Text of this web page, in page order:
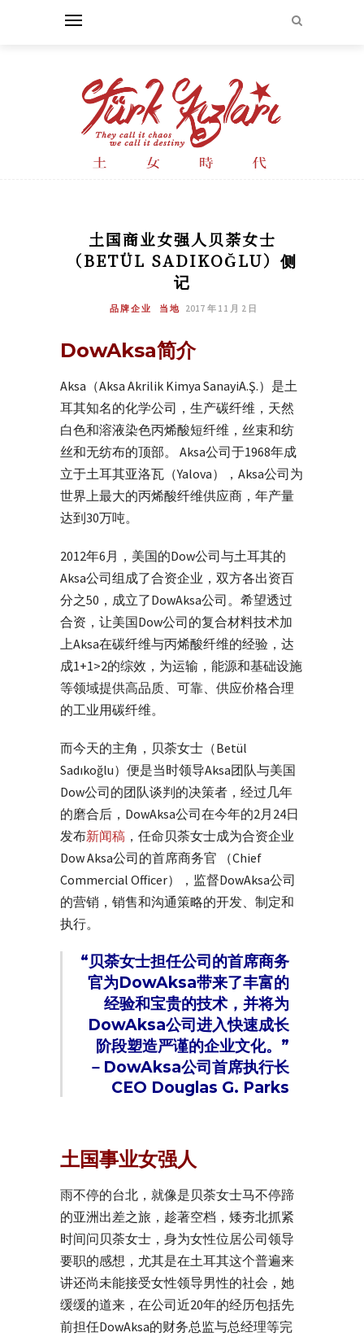
土国商业女强人贝荼女士
（BETÜL SADIKOĞLU）侧
记
品牌企业 当地 2017 年 11 月 2 日
DowAksa简介
Aksa（Aksa Akrilik Kimya SanayiA.Ş.）是土
耳其知名的化学公司，生产碳纤维，天然
白色和溶液染色丙烯酸短纤维，丝束和纺
丝和无纺布的顶部。 Aksa公司于1968年成
立于土耳其亚洛瓦（Yalova），Aksa公司为
世界上最大的丙烯酸纤维供应商，年产量
达到30万吨。
2012年6月，美国的Dow公司与土耳其的
Aksa公司组成了合资企业，双方各出资百
分之50，成立了DowAksa公司。希望透过
合资，让美国Dow公司的复合材料技术加
上Aksa在碳纤维与丙烯酸纤维的经验，达
成1+1>2的综效，为运输，能源和基础设施
等领域提供高品质、可靠、供应价格合理
的工业用碳纤维。
而今天的主角，贝荼女士（Betül
Sadıkoğlu）便是当时领导Aksa团队与美国
Dow公司的团队谈判的决策者，经过几年
的磨合后，DowAksa公司在今年的2月24日
发布新闻稿 ，任命贝荼女士成为合资企业
Dow Aksa公司的首席商务官 （Chief
Commercial Officer），监督DowAksa公司
的营销，销售和沟通策略的开发、制定和
执行。
“贝荼女士担任公司的首席商务
官为DowAksa带来了丰富的
经验和宝贵的技术，并将为
DowAksa公司进入快速成长
阶段塑造严谨的企业文化。”
－DowAksa公司首席执行长
CEO Douglas G. Parks
土国事业女强人
雨不停的台北，就像是贝荼女士马不停蹄
的亚洲出差之旅，趁著空档，矮夯北抓紧
时间问贝荼女士，身为女性位居公司领导
要职的感想，尤其是在土耳其这个普遍来
讲还尚未能接受女性领导男性的社会，她
缓缓的道来，在公司近20年的经历包括先
前担任DowAksa的财务总监与总经理等完